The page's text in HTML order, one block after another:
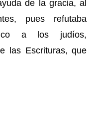
de la gracia, al
pues refutaba
a los judíos,
las Escrituras, que